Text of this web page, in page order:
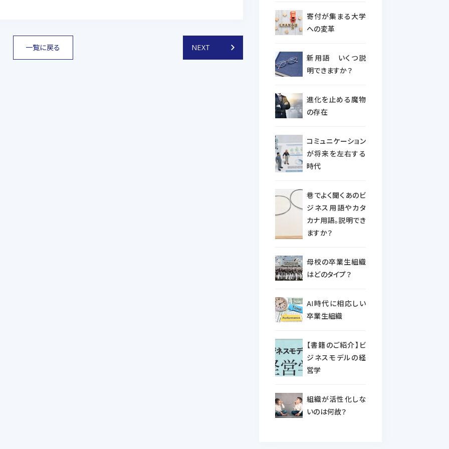
一覧に戻る NEXT keyboard_arrow_right
寄付が集まる大学
への変革
新用語 いくつ説
明できますか？
進化を止める魔物
の存在
コミュニケーション
が将来を左右する
時代
巷でよく聞くあのビ
ジネス用語やカタ
カナ用語。説明でき
ますか？
母校の卒業生組織
はどのタイプ？
AI時代に相応しい
卒業生組織
【書籍のご紹介】ビ
ジネスモデルの経
営学
組織が活性化しな
いのは何故？